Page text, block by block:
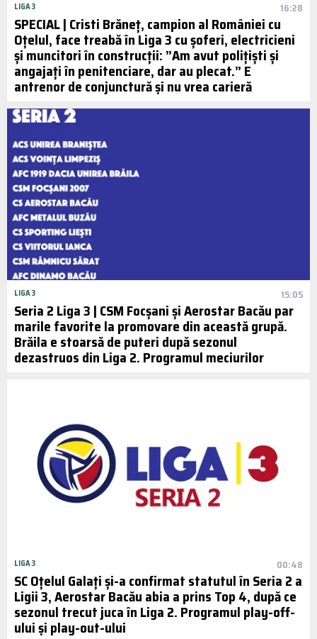
LIGA 3 16:28
SPECIAL | Cristi Brăneț, campion al României cu
Oțelul, face treabă în Liga 3 cu șoferi, electricieni
și muncitori în construcții: ”Am avut polițiști și
angajați în penitenciare, dar au plecat.” E
antrenor de conjunctură și nu vrea carieră
LIGA 3 15:05
Seria 2 Liga 3 | CSM Focșani și Aerostar Bacău par
marile favorite la promovare din această grupă.
Brăila e stoarsă de puteri după sezonul
dezastruos din Liga 2. Programul meciurilor
LIGA 3 00:48
SC Oțelul Galați și-a confirmat statutul în Seria 2 a
Ligii 3, Aerostar Bacău abia a prins Top 4, după ce
sezonul trecut juca în Liga 2. Programul play-off-
ului și play-out-ului